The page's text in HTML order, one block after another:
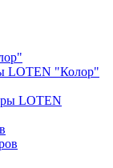
LOTEN "Колор"
LOTEN